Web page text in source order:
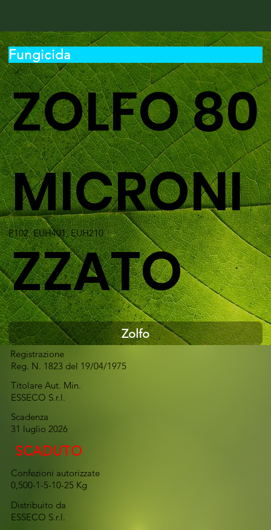
P102, EUH401, EUH210
ZOLFO 80
MICRONI
ZZATO
Fungicida
Zolfo
Registrazione
Reg. N. 1823 del 19/04/1975
Confezioni autorizzate
Titolare Aut. Min.
ESSECO S.r.l.
Scadenza
31 luglio 2026
SCADUTO
Distribuito da
ESSECO S.r.l.
0,500-1-5-10-25 Kg